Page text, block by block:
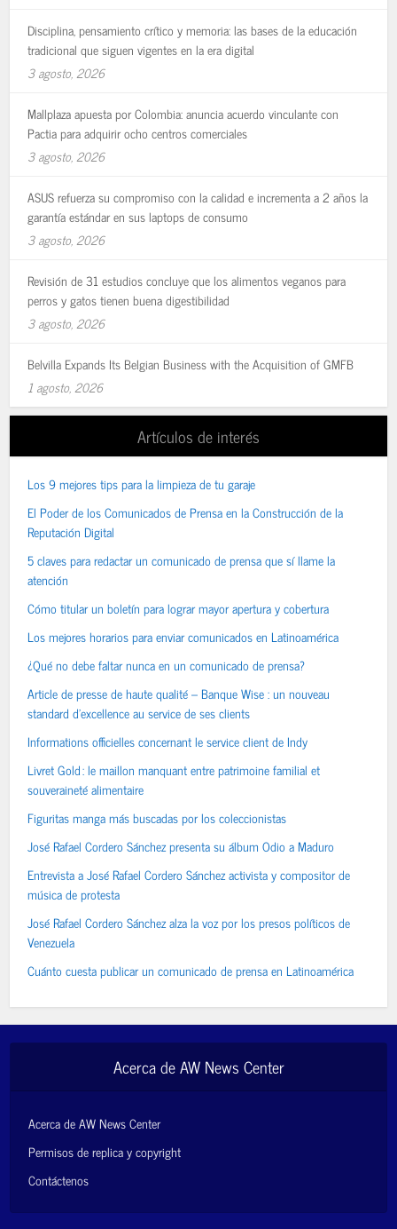
Disciplina, pensamiento crítico y memoria: las bases de la educación
tradicional que siguen vigentes en la era digital
3 agosto, 2026
Mallplaza apuesta por Colombia: anuncia acuerdo vinculante con
Pactia para adquirir ocho centros comerciales
3 agosto, 2026
ASUS refuerza su compromiso con la calidad e incrementa a 2 años la
garantía estándar en sus laptops de consumo
3 agosto, 2026
Revisión de 31 estudios concluye que los alimentos veganos para
perros y gatos tienen buena digestibilidad
3 agosto, 2026
Belvilla Expands Its Belgian Business with the Acquisition of GMFB
1 agosto, 2026
Artículos de interés
Los 9 mejores tips para la limpieza de tu garaje
El Poder de los Comunicados de Prensa en la Construcción de la
Reputación Digital
5 claves para redactar un comunicado de prensa que sí llame la
atención
Cómo titular un boletín para lograr mayor apertura y cobertura
Los mejores horarios para enviar comunicados en Latinoamérica
¿Qué no debe faltar nunca en un comunicado de prensa?
Article de presse de haute qualité – Banque Wise : un nouveau
standard d’excellence au service de ses clients
Informations officielles concernant le service client de Indy
Livret Gold : le maillon manquant entre patrimoine familial et
souveraineté alimentaire
Figuritas manga más buscadas por los coleccionistas
José Rafael Cordero Sánchez presenta su álbum Odio a Maduro
Entrevista a José Rafael Cordero Sánchez activista y compositor de
música de protesta
José Rafael Cordero Sánchez alza la voz por los presos políticos de
Venezuela
Cuánto cuesta publicar un comunicado de prensa en Latinoamérica
Acerca de AW News Center
Acerca de AW News Center
Permisos de replica y copyright
Contáctenos